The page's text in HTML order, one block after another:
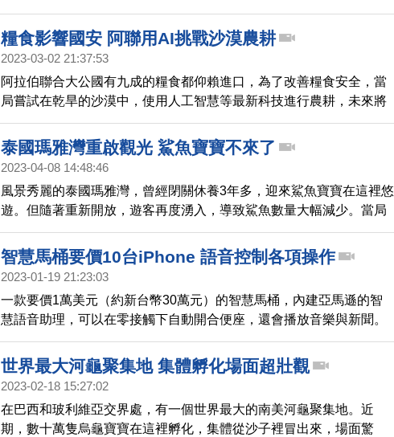
動前進跟搭配父母的步伐停止，遇到上坡路段還能不費力的移動重
物，是帶寶寶出門的好拍檔。
糧食影響國安 阿聯用AI挑戰沙漠農耕
2023-03-02 21:37:53
阿拉伯聯合大公國有九成的糧食都仰賴進口，為了改善糧食安全，當
局嘗試在乾旱的沙漠中，使用人工智慧等最新科技進行農耕，未來將
逐步擴大規模。
泰國瑪雅灣重啟觀光 鯊魚寶寶不來了
2023-04-08 14:48:46
風景秀麗的泰國瑪雅灣，曾經閉關休養3年多，迎來鯊魚寶寶在這裡悠
遊。但隨著重新開放，遊客再度湧入，導致鯊魚數量大幅減少。當局
祭出人數管制等措施，希望在觀光收入和生態保護之間，取得平衡。
智慧馬桶要價10台iPhone 語音控制各項操作
2023-01-19 21:23:03
一款要價1萬美元（約新台幣30萬元）的智慧馬桶，內建亞馬遜的智
慧語音助理，可以在零接觸下自動開合便座，還會播放音樂與新聞。
在拉斯維加斯的消費電子大展（CES） 發表，立刻引起話題。
世界最大河龜聚集地 集體孵化場面超壯觀
2023-02-18 15:27:02
在巴西和玻利維亞交界處，有一個世界最大的南美河龜聚集地。近
期，數十萬隻烏龜寶寶在這裡孵化，集體從沙子裡冒出來，場面驚